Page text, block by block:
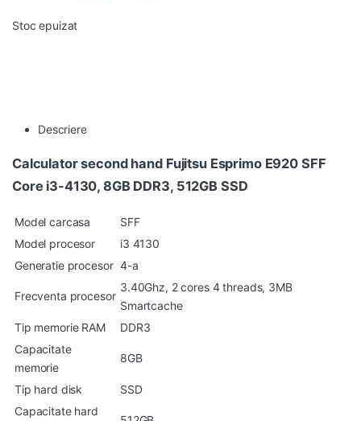
Stoc epuizat
Descriere
Calculator second hand Fujitsu Esprimo E920 SFF
Core i3-4130, 8GB DDR3, 512GB SSD
Model carcasa
SFF
Model procesor
i3 4130
Generatie procesor 4-a
Frecventa procesor
3.40Ghz, 2 cores 4 threads, 3MB
Smartcache
Tip memorie RAM
DDR3
Capacitate
memorie
8GB
Tip hard disk
SSD
Capacitate hard